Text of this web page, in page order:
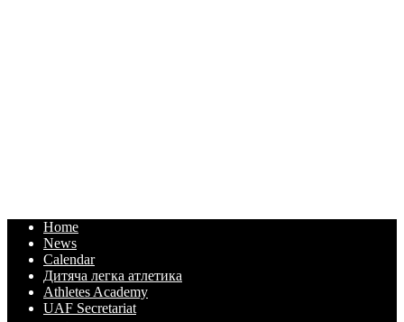
Home
News
Calendar
Дитяча легка атлетика
Athletes Academy
UAF Secretariat